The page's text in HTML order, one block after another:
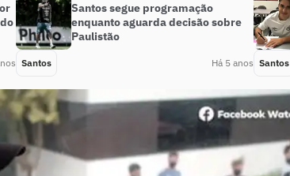
Santos segue programação
enquanto aguarda decisão sobre
Paulistão
Santos Há 5 anos Santos